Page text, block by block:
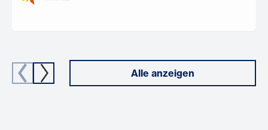
Alle anzeigen